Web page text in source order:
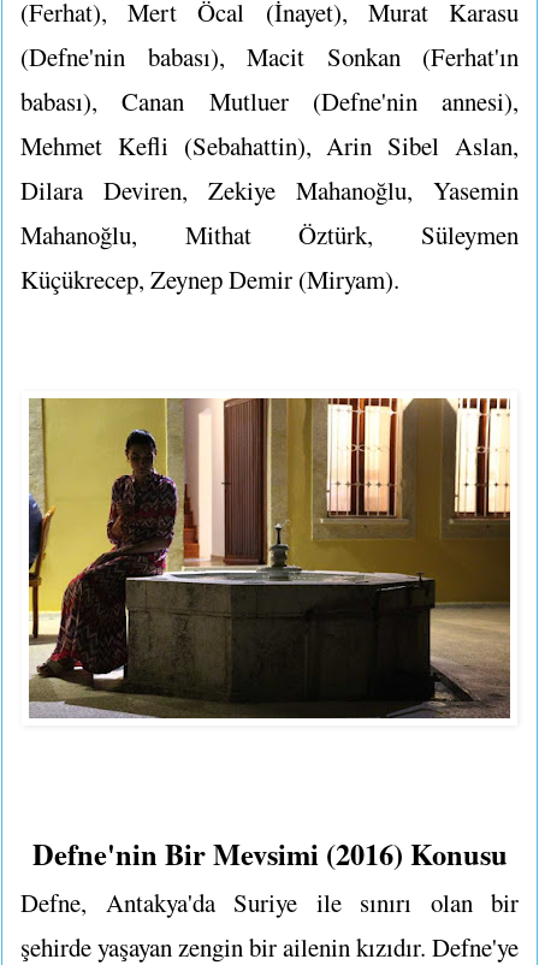
(Ferhat), Mert Öcal (İnayet), Murat Karasu
(Defne'nin babası), Macit Sonkan (Ferhat'ın
babası), Canan Mutluer (Defne'nin annesi),
Mehmet Kefli (Sebahattin), Arin Sibel Aslan,
Dilara Deviren, Zekiye Mahanoğlu, Yasemin
Mahanoğlu, Mithat Öztürk, Süleymen
Küçükrecep, Zeynep Demir (Miryam).
Defne'nin Bir Mevsimi (2016) Konusu
Defne, Antakya'da Suriye ile sınırı olan bir
şehirde yaşayan zengin bir ailenin kızıdır. Defne'ye